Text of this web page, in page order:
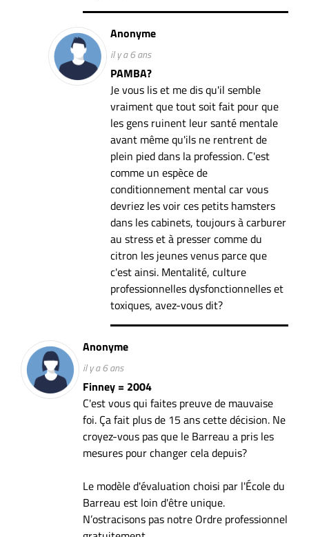
Anonyme
il y a 6 ans
PAMBA?
Je vous lis et me dis qu'il semble
vraiment que tout soit fait pour que
les gens ruinent leur santé mentale
avant même qu'ils ne rentrent de
plein pied dans la profession. C'est
comme un espèce de
conditionnement mental car vous
devriez les voir ces petits hamsters
dans les cabinets, toujours à carburer
au stress et à presser comme du
citron les jeunes venus parce que
c'est ainsi. Mentalité, culture
professionnelles dysfonctionnelles et
toxiques, avez-vous dit?
Anonyme
il y a 6 ans
Finney = 2004
C'est vous qui faites preuve de mauvaise
foi. Ça fait plus de 15 ans cette décision. Ne
croyez-vous pas que le Barreau a pris les
mesures pour changer cela depuis?
Le modèle d'évaluation choisi par l'École du
Barreau est loin d'être unique.
N’ostracisons pas notre Ordre professionnel